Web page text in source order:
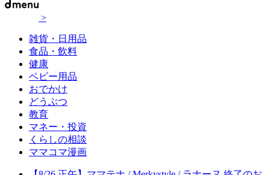
>
雑貨・日用品
食品・飲料
健康
ベビー用品
おでかけ
どうぶつ
教育
マネー・投資
くらしの相談
ママコマ漫画